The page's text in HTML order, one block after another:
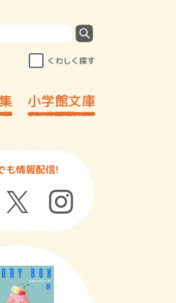
くわしく探す
小学館文庫
も情報配信!